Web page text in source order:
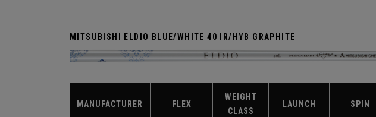
MITSUBISHI ELDIO BLUE/WHITE 40 IR/HYB GRAPHITE
MANUFACTURER FLEX
WEIGHT
CLASS
LAUNCH SPIN